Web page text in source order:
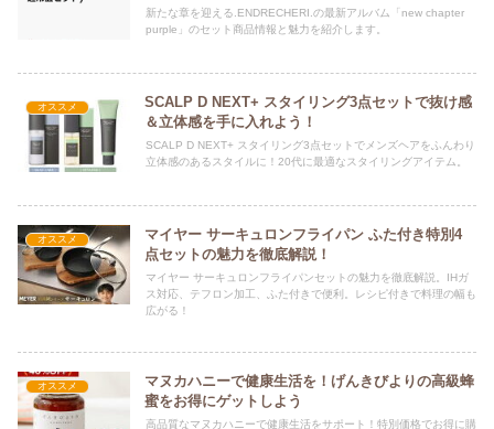
新たな章を迎える.ENDRECHERI.の最新アルバム「new chapter
purple」のセット商品情報と魅力を紹介します。
オススメ
SCALP D NEXT+ スタイリング3点セットで抜け感
＆立体感を手に入れよう！
SCALP D NEXT+ スタイリング3点セットでメンズヘアをふんわり
立体感のあるスタイルに！20代に最適なスタイリングアイテム。
オススメ
マイヤー サーキュロンフライパン ふた付き特別4
点セットの魅力を徹底解説！
マイヤー サーキュロンフライパンセットの魅力を徹底解説。IHガ
ス対応、テフロン加工、ふた付きで便利。レシピ付きで料理の幅も
広がる！
オススメ
マヌカハニーで健康生活を！げんきびよりの高級蜂
蜜をお得にゲットしよう
高品質なマヌカハニーで健康生活をサポート！特別価格でお得に購